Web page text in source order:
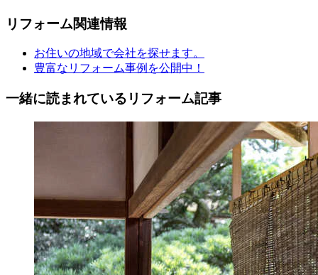
リフォーム関連情報
お住いの地域で会社を探せます。
豊富なリフォーム事例を公開中！
一緒に読まれている リフォーム記事